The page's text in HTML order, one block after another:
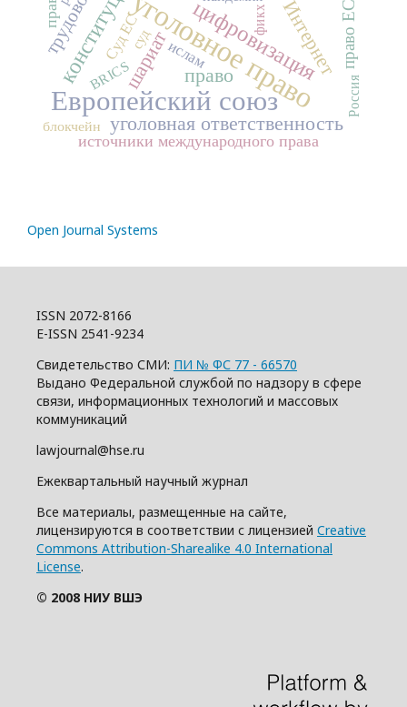
уголовное право
Европейский союз
конституция цифровизация
уголовная ответственность
право
шариат Интернет право ЕС
источники международного права
Суд ЕС ислам
суд
Россия
фикх
блокчейн
BRICS
Open Journal Systems
ISSN 2072-8166
E-ISSN 2541-9234
Свидетельство СМИ: ПИ № ФС 77 - 66570
Выдано Федеральной службой по надзору в сфере
связи, информационных технологий и массовых
коммуникаций
lawjournal@hse.ru
Ежеквартальный научный журнал
Все материалы, размещенные на сайте,
лицензируются в соответствии с лицензией Creative
Commons Attribution-Sharealike 4.0 International
License.
© 2008 НИУ ВШЭ